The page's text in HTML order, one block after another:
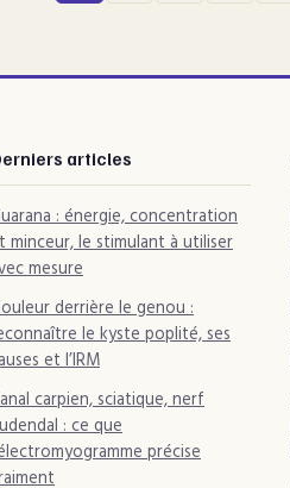
articles
: énergie, concentration
minceur, le stimulant à utiliser
mesure
derrière le genou :
le kyste poplité, ses
et l’IRM
carpien, sciatique, nerf
: ce que
précise